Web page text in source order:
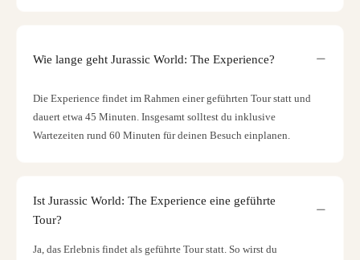
Wie lange geht Jurassic World: The Experience?
Die Experience findet im Rahmen einer geführten Tour statt und
dauert etwa 45 Minuten. Insgesamt solltest du inklusive
Wartezeiten rund 60 Minuten für deinen Besuch einplanen.
Ist Jurassic World: The Experience eine geführte
Tour?
Ja, das Erlebnis findet als geführte Tour statt. So wirst du